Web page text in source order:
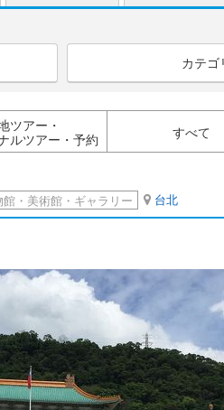
カテゴ
ツアー・
ルツアー・予約
すべて
館・美術館・ギャラリー 台北